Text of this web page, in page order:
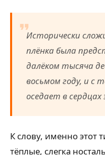
Исторически
плёнка была
далёком тысяча
восьмом году, и с
оседает в
К слову, именно этот
тёплые, слегка